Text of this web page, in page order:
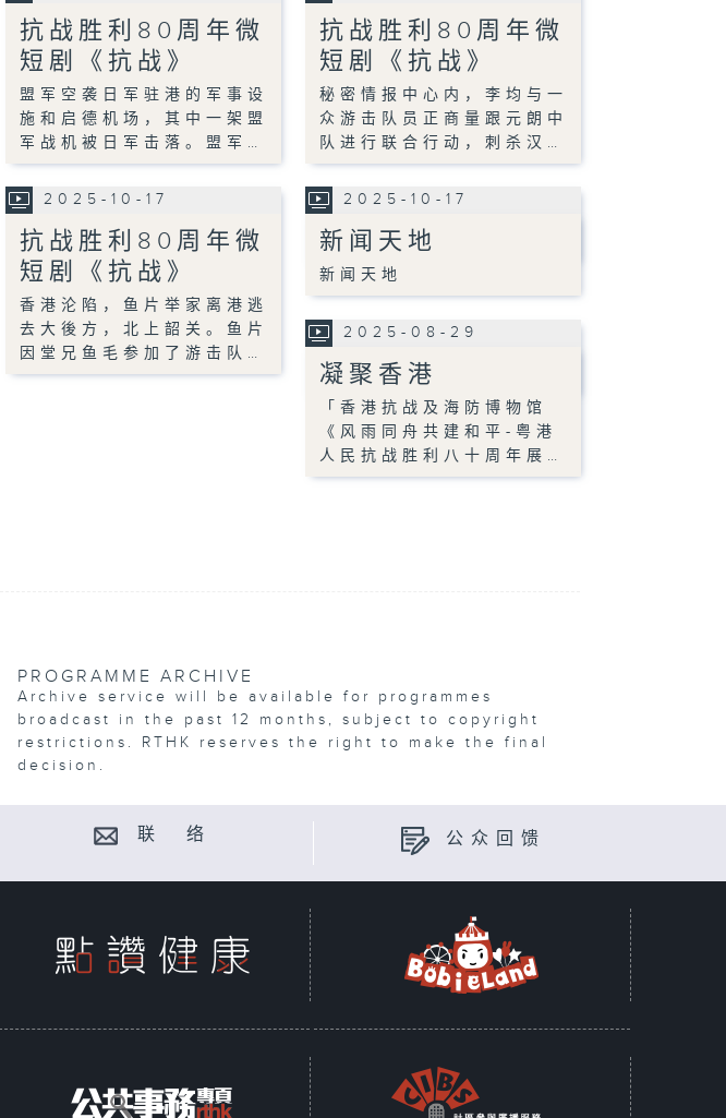
抗战胜利80周年微
短剧《抗战》
盟军空袭日军驻港的军事设
施和启德机场，其中一架盟
军战机被日军击落。盟军…
抗战胜利80周年微
短剧《抗战》
秘密情报中心内，李均与一
众游击队员正商量跟元朗中
队进行联合行动，刺杀汉…
2025-10-17
抗战胜利80周年微
短剧《抗战》
香港沦陷，鱼片举家离港逃
去大後方，北上韶关。鱼片
因堂兄鱼毛参加了游击队…
2025-10-17
新闻天地
新闻天地
2025-08-29
凝聚香港
「香港抗战及海防博物馆
《风雨同舟共建和平-粤港
人民抗战胜利八十周年展…
PROGRAMME ARCHIVE
Archive service will be available for programmes
broadcast in the past 12 months, subject to copyright
restrictions. RTHK reserves the right to make the final
decision.
联 络 公众回馈